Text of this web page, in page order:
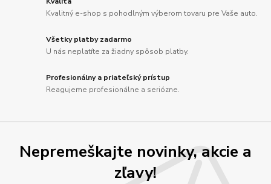
Kvalitný e-shop s pohodlným výberom tovaru pre Vaše auto.
Všetky platby zadarmo
U nás neplatíte za žiadny spôsob platby.
Profesionálny a priateľský prístup
Reagujeme profesionálne a seriózne.
Nepremeškajte novinky, akcie a
zľavy!